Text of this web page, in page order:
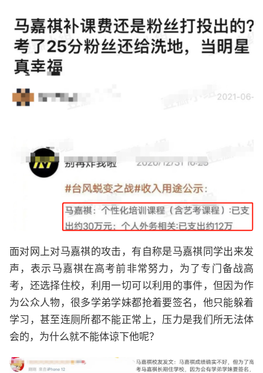
面对网上对马嘉祺的攻击，有自称是马嘉祺同学出来发
声，表示马嘉祺在高考前非常努力，为了专门备战高
考，还选择住校，利用一切可以利用的事件，但因为作
为公众人物，很多学弟学妹都抢着要签名，他只能躲着
学习，甚至连厕所都不能正常上，压力是我们所无法体
会的，为什么就不能体谅下他呢？